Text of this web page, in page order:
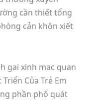
cần thiết tổng
cản khôn xiết
gai xinh mac quan
Của Trẻ Em
phần phổ quát